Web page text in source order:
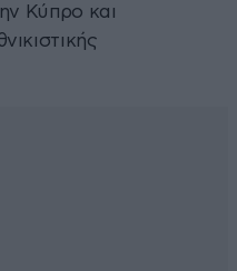
Κύπρο και